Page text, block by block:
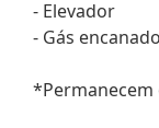
- Elevador
- Gás
*Permanecem